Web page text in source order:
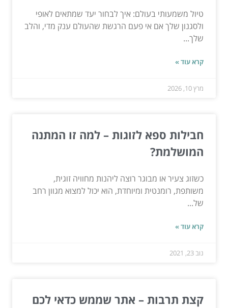
טיול משמעותי בעולם: איך לבחור יעד שמתאים לאופי
ולסגנון שלך אם אי פעם הרגשת שהעולם ענק מדי, והלב
שלך...
קרא עוד »
מרץ 10, 2026
חבילות ספא לזוגות – למה זו המתנה
המושלמת?
כשזוג צעיר או מבוגר רוצה ליהנות מחוויה זוגית,
משותפת, רומנטית ומיוחדת, הוא יכול למצוא מגוון רחב
של...
קרא עוד »
נוב 23, 2021
קצת תרבות – אתר שממש כדאי לכם